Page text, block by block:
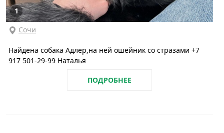
1
Сочи
Найдена собака Адлер,на ней ошейник со стразами +7
917 501-29-99 Наталья
ПОДРОБНЕЕ